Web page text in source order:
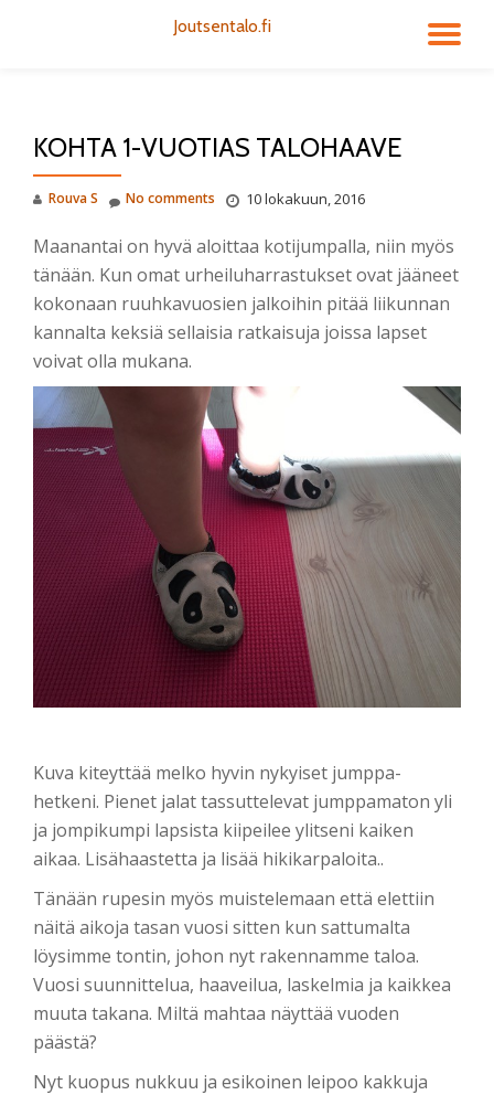
Joutsentalo.fi
KOHTA 1-VUOTIAS TALOHAAVE
Rouva S 10 lokakuun, 2016
No comments
Maanantai on hyvä aloittaa kotijumpalla, niin myös
tänään. Kun omat urheiluharrastukset ovat jääneet
kokonaan ruuhkavuosien jalkoihin pitää liikunnan
kannalta keksiä sellaisia ratkaisuja joissa lapset
voivat olla mukana.
Kuva kiteyttää melko hyvin nykyiset jumppa-
hetkeni. Pienet jalat tassuttelevat jumppamaton yli
ja jompikumpi lapsista kiipeilee ylitseni kaiken
aikaa. Lisähaastetta ja lisää hikikarpaloita..
Tänään rupesin myös muistelemaan että elettiin
näitä aikoja tasan vuosi sitten kun sattumalta
löysimme tontin, johon nyt rakennamme taloa.
Vuosi suunnittelua, haaveilua, laskelmia ja kaikkea
muuta takana. Miltä mahtaa näyttää vuoden
päästä?
Nyt kuopus nukkuu ja esikoinen leipoo kakkuja